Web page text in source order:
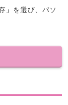
」を選び、パソ